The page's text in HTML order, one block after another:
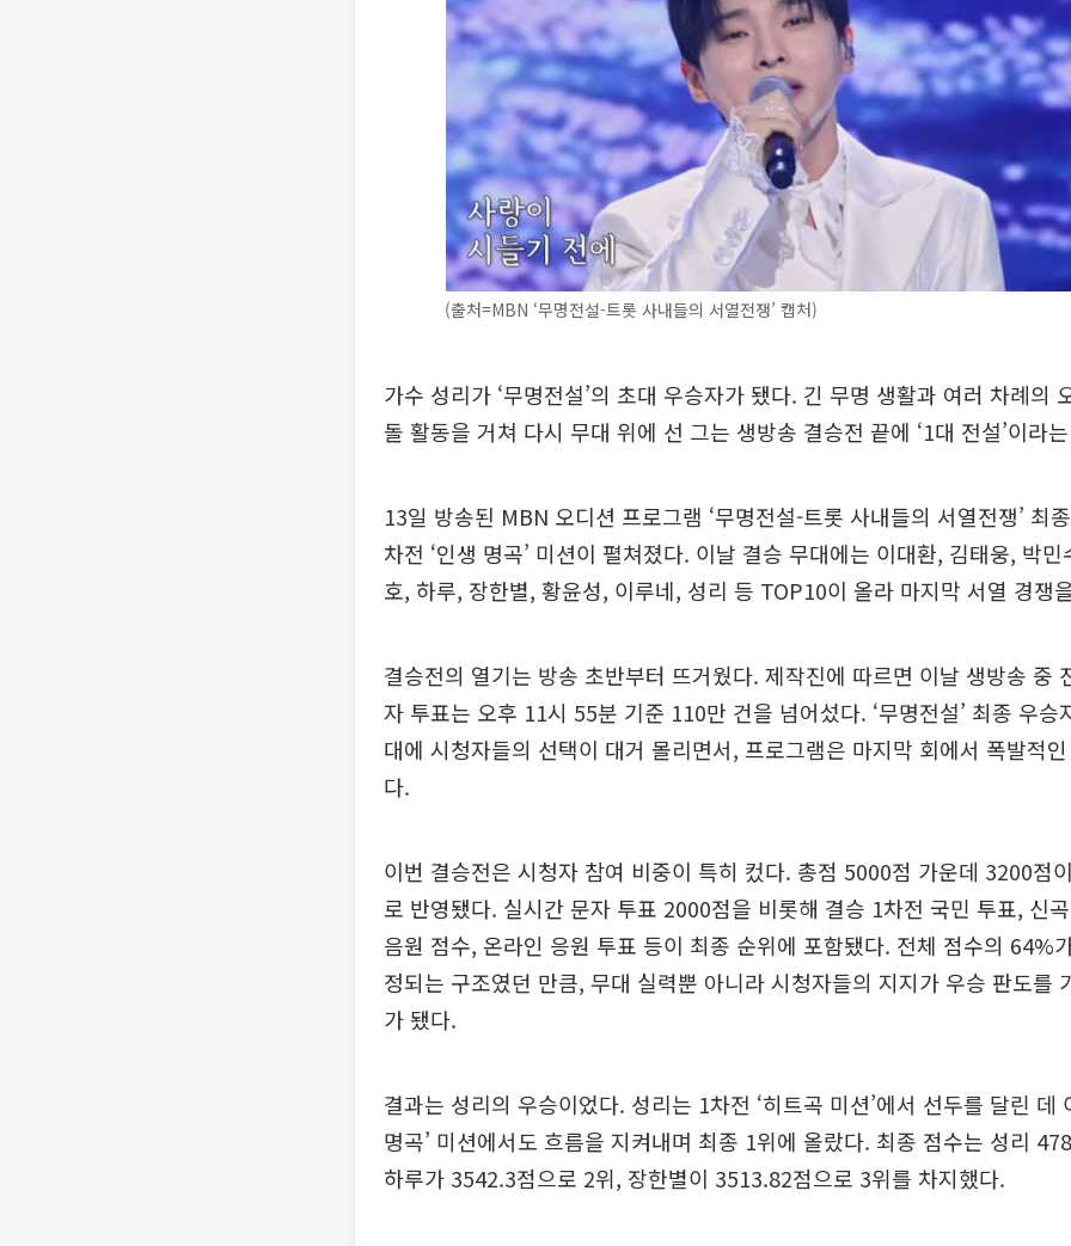
(출처=MBN ‘무명전설-트롯 사내들의 서열전쟁’ 캡처)
가수 성리가 ‘무명전설’의 초대 우승자가 됐다. 긴 무명 생활과 여러 차례의
돌 활동을 거쳐 다시 무대 위에 선 그는 생방송 결승전 끝에 ‘1대 전설’이라
13일 방송된 MBN 오디션 프로그램 ‘무명전설-트롯 사내들의 서열전쟁’ 최
차전 ‘인생 명곡’ 미션이 펼쳐졌다. 이날 결승 무대에는 이대환, 김태웅, 박
호, 하루, 장한별, 황윤성, 이루네, 성리 등 TOP10이 올라 마지막 서열 경쟁
결승전의 열기는 방송 초반부터 뜨거웠다. 제작진에 따르면 이날 생방송 중
자 투표는 오후 11시 55분 기준 110만 건을 넘어섰다. ‘무명전설’ 최종 우승
대에 시청자들의 선택이 대거 몰리면서, 프로그램은 마지막 회에서 폭발적
다.
이번 결승전은 시청자 참여 비중이 특히 컸다. 총점 5000점 가운데 3200점
로 반영됐다. 실시간 문자 투표 2000점을 비롯해 결승 1차전 국민 투표, 신
음원 점수, 온라인 응원 투표 등이 최종 순위에 포함됐다. 전체 점수의 64%
정되는 구조였던 만큼, 무대 실력뿐 아니라 시청자들의 지지가 우승 판도를
가 됐다.
결과는 성리의 우승이었다. 성리는 1차전 ‘히트곡 미션’에서 선두를 달린 데
명곡’ 미션에서도 흐름을 지켜내며 최종 1위에 올랐다. 최종 점수는 성리
하루가 3542.3점으로 2위, 장한별이 3513.82점으로 3위를 차지했다.